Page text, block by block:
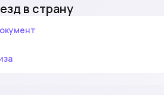
в страну